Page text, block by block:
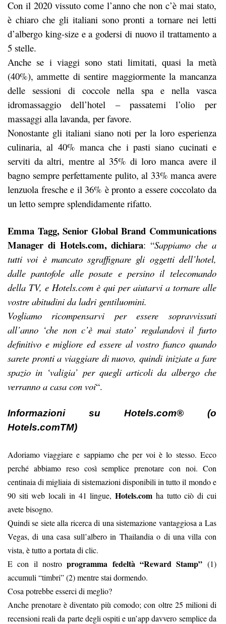
Con il 2020 vissuto come l’anno che non c’è mai stato,
è chiaro che gli italiani sono pronti a tornare nei letti
d’albergo king-size e a godersi di nuovo il trattamento a
5 stelle.
Anche se i viaggi sono stati limitati, quasi la metà
(40%), ammette di sentire maggiormente la mancanza
delle sessioni di coccole nella spa e nella vasca
idromassaggio dell’hotel – passatemi l’olio per
massaggi alla lavanda, per favore.
Nonostante gli italiani siano noti per la loro esperienza
culinaria, al 40% manca che i pasti siano cucinati e
serviti da altri, mentre al 35% di loro manca avere il
bagno sempre perfettamente pulito, al 33% manca avere
lenzuola fresche e il 36% è pronto a essere coccolato da
un letto sempre splendidamente rifatto.
Emma Tagg, Senior Global Brand Communications
Manager di Hotels.com, dichiara: “Sappiamo che a
tutti voi è mancato sgraffignare gli oggetti dell’hotel,
dalle pantofole alle posate e persino il telecomando
della TV, e Hotels.com è qui per aiutarvi a tornare alle
vostre abitudini da ladri gentiluomini.
Vogliamo ricompensarvi per essere sopravvissuti
all’anno ‘che non c’è mai stato’ regalandovi il furto
definitivo e migliore ed essere al vostro fianco quando
sarete pronti a viaggiare di nuovo, quindi iniziate a fare
spazio in ‘valigia’ per quegli articoli da albergo che
verranno a casa con voi“.
Informazioni su Hotels.com® (o
Hotels.comTM)
Adoriamo viaggiare e sappiamo che per voi è lo stesso. Ecco
perché abbiamo reso così semplice prenotare con noi. Con
centinaia di migliaia di sistemazioni disponibili in tutto il mondo e
90 siti web locali in 41 lingue,Hotels.com ha tutto ciò di cui
avete bisogno.
Quindi se siete alla ricerca di una sistemazione vantaggiosa a Las
Vegas, di una casa sull’albero in Thailandia o di una villa con
vista, è tutto a portata di clic.
E con il nostroprogramma fedeltà “Reward Stamp” (1)
accumuli “timbri” (2) mentre stai dormendo.
Cosa potrebbe esserci di meglio?
Anche prenotare è diventato più comodo; con oltre 25 milioni di
recensioni reali da parte degli ospiti e un’app davvero semplice da